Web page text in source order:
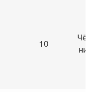
10